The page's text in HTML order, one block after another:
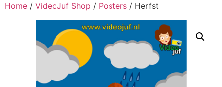
Home / VideoJuf Shop / Posters / Herfst